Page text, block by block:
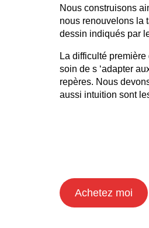
Nous construisons
nous renouvelons la
dessin indiqués par
La difficulté
soin de s ‘adapter
repères. Nous
aussi intuition sont
Achetez moi